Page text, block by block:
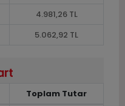
4.981,26 TL
5.062,92 TL
Toplam Tutar